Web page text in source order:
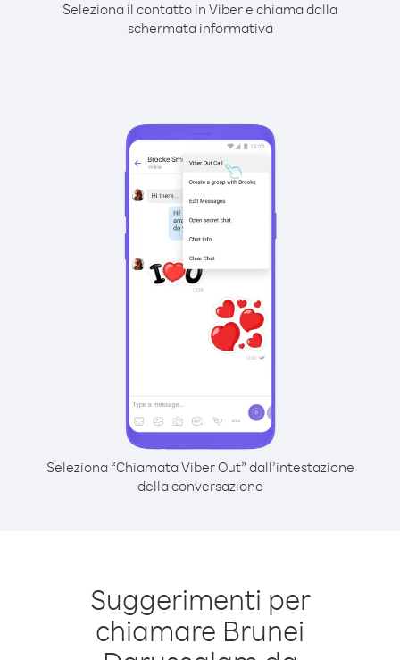
Seleziona il contatto in Viber e chiama dalla
schermata informativa
Seleziona “Chiamata Viber Out” dall’intestazione
della conversazione
Suggerimenti per
chiamare Brunei